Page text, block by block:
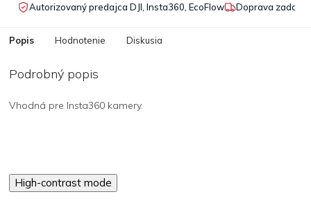
Autorizovaný predajca DJI, Insta360, EcoFlow Doprava
Popis Hodnotenie Diskusia
Podrobný popis
Vhodná pre Insta360 kamery.
High-contrast mode